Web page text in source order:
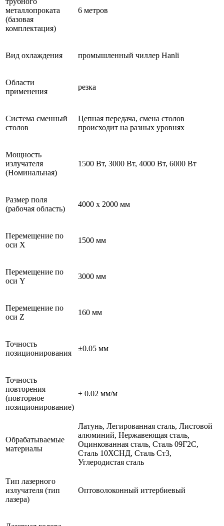
металлопроката
(базовая
комплектация)
6 метров
Вид охлаждения промышленный чиллер Hanli
Области
применения
резка
Система сменный
столов
Цепная передача, смена столов
происходит на разных уровнях
Мощность
излучателя
(Номинальная)
1500 Вт, 3000 Вт, 4000 Вт, 6000 Вт
Размер поля
(рабочая область)
4000 х 2000 мм
Перемещение по
оси X
1500 мм
Перемещение по
оси Y
3000 мм
Перемещение по
оси Z
160 мм
Точность
позиционирования
±0.05 мм
Точность
повторения
(повторное
позиционирование)
± 0.02 мм/м
Обрабатываемые
материалы
Латунь, Легированная сталь, Листовой
алюминий, Нержавеющая сталь,
Оцинкованная сталь, Сталь 09Г2С,
Сталь 10ХСНД, Сталь Ст3,
Углеродистая сталь
Тип лазерного
излучателя (тип
лазера)
Оптоволоконный иттербиевый